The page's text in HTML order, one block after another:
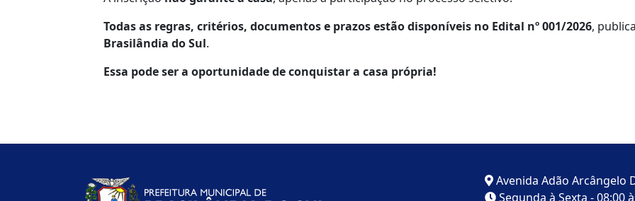
Todas as regras, critérios, documentos e prazos estão disponíveis no Edital nº 001/2026,
Brasilândia do Sul.
Essa pode ser a oportunidade de conquistar a casa própria!
Avenida Adão Arcângelo
Segunda à Sexta - 08:00